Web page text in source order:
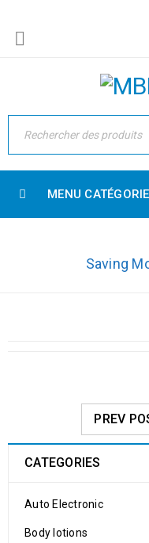
MENU CATÉGORIE
Saving
PREV
CATEGORIES
Auto Electronic
Body lotions